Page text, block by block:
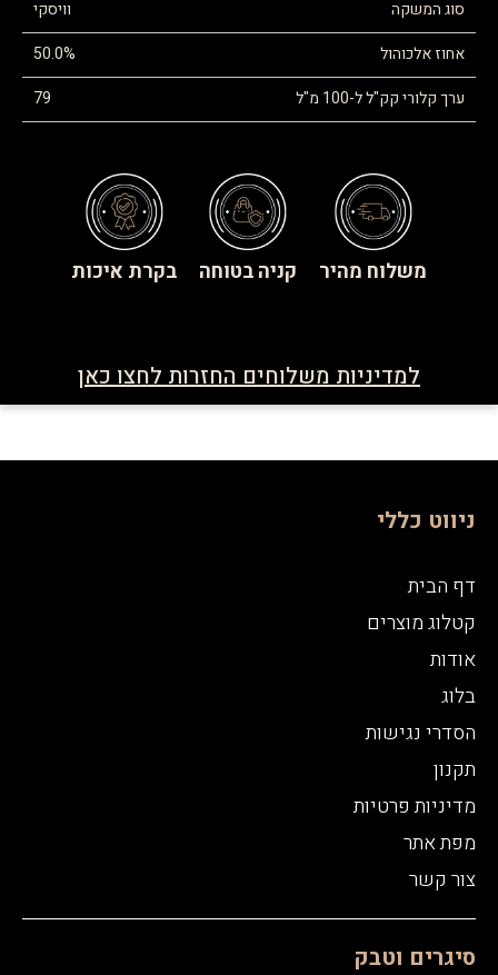
סוג המשקה
וויסקי
אחוז אלכוהול
50.0%
ערך קלורי קק"ל ל-100 מ"ל
79
משלוח מהיר קניה בטוחה בקרת איכות
למדיניות משלוחים החזרות לחצו כאן
ניווט כללי
דף הבית
קטלוג מוצרים
אודות
בלוג
הסדרי נגישות
תקנון
מדיניות פרטיות
מפת אתר
צור קשר
סיגרים וטבק